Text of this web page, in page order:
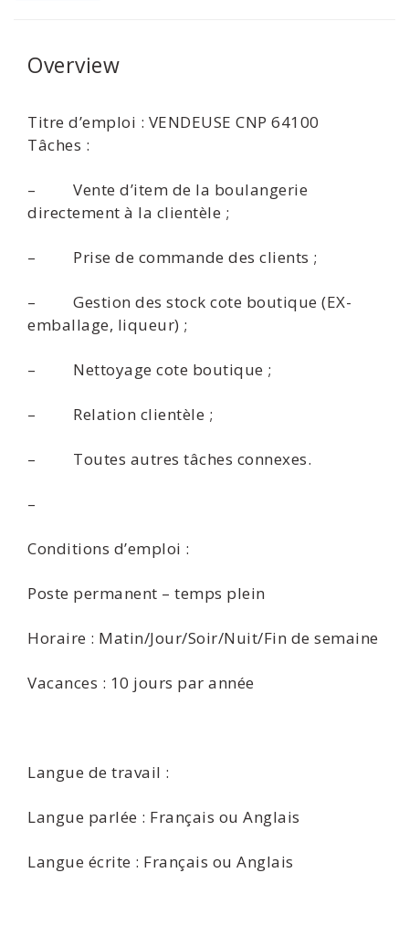
Overview
Titre d’emploi : VENDEUSE CNP 64100
Tâches :
– Vente d’item de la boulangerie
directement à la clientèle ;
– Prise de commande des clients ;
– Gestion des stock cote boutique (EX-
emballage, liqueur) ;
– Nettoyage cote boutique ;
– Relation clientèle ;
– Toutes autres tâches connexes.
–
Conditions d’emploi :
Poste permanent – temps plein
Horaire : Matin/Jour/Soir/Nuit/Fin de semaine
Vacances : 10 jours par année
Langue de travail :
Langue parlée : Français ou Anglais
Langue écrite : Français ou Anglais